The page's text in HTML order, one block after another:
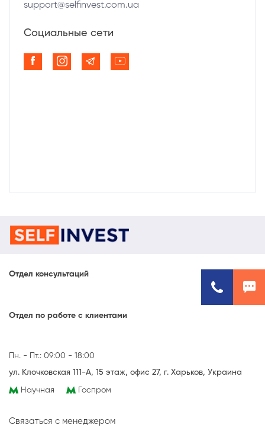
support@selfinvest.com.ua
Социальные сети
Отдел консультаций
Отдел по работе с клиентами
Пн. - Пт.: 09:00 - 18:00
ул. Клочковская 111-А, 15 этаж, офис 27, г. Харьков, Украина
Научная Госпром
Связаться с менеджером